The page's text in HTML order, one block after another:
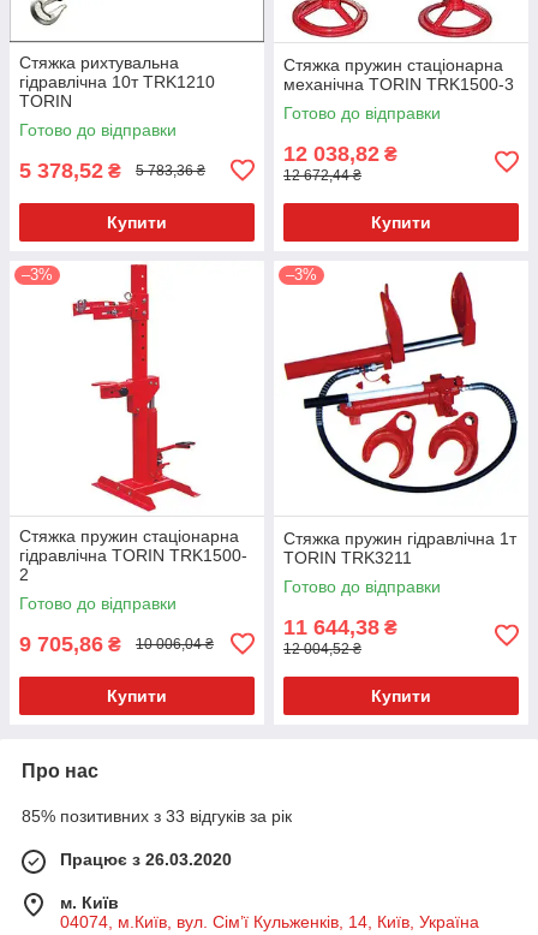
Стяжка рихтувальна
гідравлічна 10т TRK1210
TORIN
Готово до відправки
5 378,52 ₴ 5 783,36 ₴
Купити
Стяжка пружин стаціонарна
механічна TORIN TRK1500-3
Готово до відправки
12 038,82 ₴
12 672,44 ₴
Купити
–3%
Стяжка пружин стаціонарна
гідравлічна TORIN TRK1500-
2
Готово до відправки
9 705,86 ₴ 10 006,04 ₴
Купити
–3%
Стяжка пружин гідравлічна 1т
TORIN TRK3211
Готово до відправки
11 644,38 ₴
12 004,52 ₴
Купити
Про нас
85% позитивних з 33 відгуків за рік
Працює з 26.03.2020
м. Київ
04074, м.Київ, вул. Сім’ї Кульженків, 14, Київ, Україна